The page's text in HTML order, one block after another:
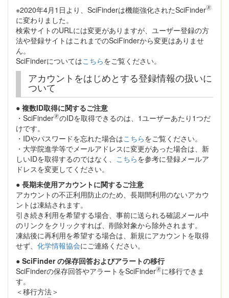
※2020年4月1日より、SciFinderは機能強化されたSciFinder🄬
に変わりました。
検索サイトのURLには変更がありますが、ユーザー登録の方
法や登録サイトはこれまでのSciFinderから変更はありませ
ん。
SciFinderについてはこちらをご覧ください。
アカウントをはじめとする登録情報の扱いに
ついて
● 複数ID取得に関するご注意
・SciFinder🄬のIDを取得できるのは、1ユーザーあたり1つだ
けです。
・IDやパスワードを忘れた場合はこちらをご覧ください。
・大学院進学等でメールアドレスに変更があった場合は、新
しいIDを取得するのではなく、 こちらを参考に登録メールア
ドレスを変更してください。
● 長期未使用アカウントに関するご注意
アカウントの不正利用防止のため、長期間利用のないアカウ
ントは凍結されます。
引き続き利用を希望する場合、事前に送られる確認メール中
のリンクをクリックすれば、削除対象から除外されます。
凍結後に再利用を希望する場合は、新規にアカウントを取得
せず、 化学情報協会にご連絡ください。
● SciFinder の保存回答およびアラートの移行
SciFinderの保存回答やアラートをSciFinder🄬に移行できま
す。
＜移行方法＞